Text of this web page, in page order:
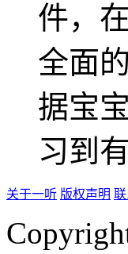
件，
全面
据宝
习到
关于一听 版权声明 联